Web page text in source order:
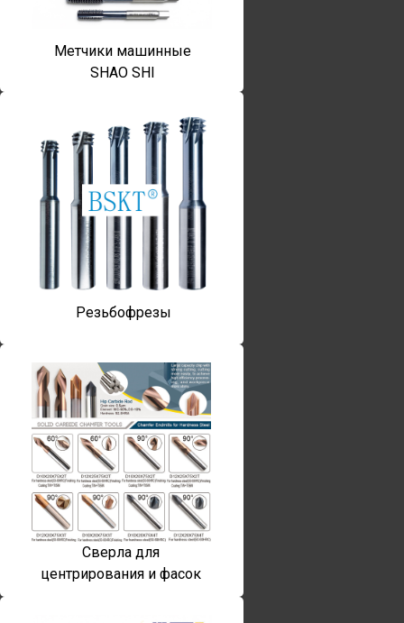
Метчики машинные
SHAO SHI
Резьбофрезы
Сверла для
центрирования и фасок